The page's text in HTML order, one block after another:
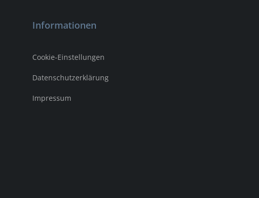
Informationen
Cookie-Einstellungen
Datenschutzerklärung
Impressum